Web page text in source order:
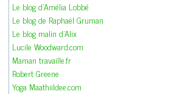
Le blog d'Amélia Lobbé
Le blog de Raphaël Gruman
Le blog malin d'Alix
Lucile Woodward.com
Maman travaille.fr
Robert Greene
Yoga Maathiildee.com